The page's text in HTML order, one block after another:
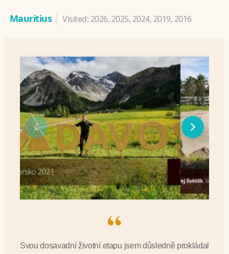
Mauritius Visited: 2026, 2025, 2024, 2019, 2016
Svou dosavadní životní etapu jsem důsledně prokládal